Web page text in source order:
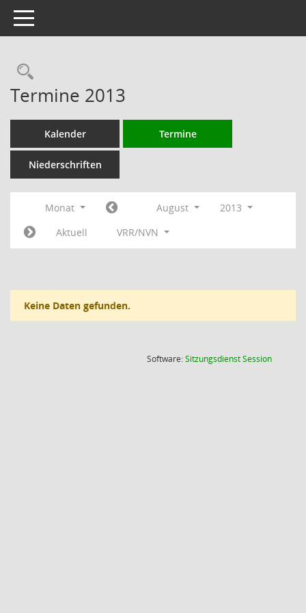
Toggle navigation
Rechercheauswahl
Termine 2013
Kalender Termine
Niederschriften
Monat August
2013
Aktuell
VRR/NVN
Keine Daten gefunden.
Software:SitzungsdienstSession(Wird in